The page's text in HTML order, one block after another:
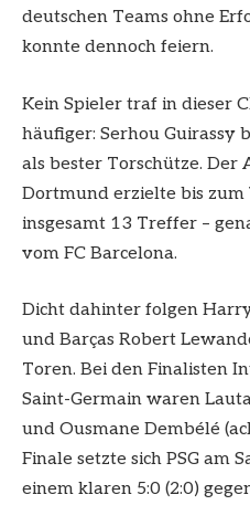
deutschen Teams ohne
konnte dennoch feiern.
Kein Spieler traf in dieser
häufiger: Serhou Guirassy
als bester Torschütze. Der
Dortmund erzielte bis
insgesamt 13 Treffer –
vom FC Barcelona.
Dicht dahinter folgen
und Barças Robert
Toren. Bei den Finalisten
Saint-Germain waren
und Ousmane Dembélé
Finale setzte sich PSG am
einem klaren 5:0 (2:0)